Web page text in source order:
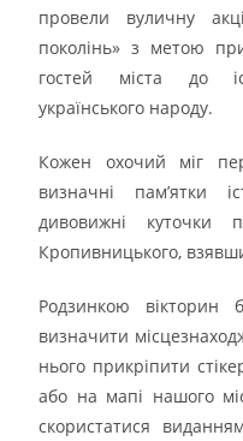
провели вуличну
поколінь» з метою
гостей міста до
українського народу.
Кожен охочий міг
визначні пам’ятки
дивовижні куточки
Кропивницького,
Родзинкою
визначити
нього прикріпити
або на мапі нашого
скористатися